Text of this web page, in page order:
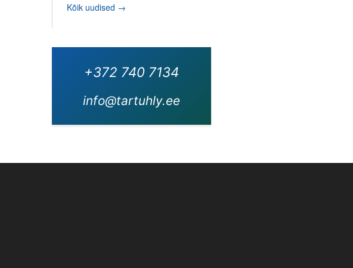
Kõik uudised →
+372 740 7134
info@tartuhly.ee